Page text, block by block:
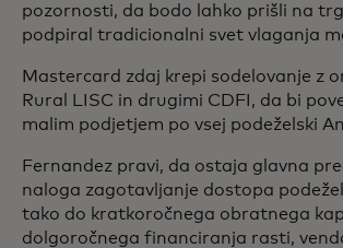
pozornosti, da bodo lahko prišli na
podpiral tradicionalni svet vlaganja
Mastercard zdaj krepi sodelovanje z
Rural LISC in drugimi CDFI, da bi
malim podjetjem po vsej podeželski
Fernandez pravi, da ostaja glavna
naloga zagotavljanje dostopa
tako do kratkoročnega obratnega
dolgoročnega financiranja rasti,